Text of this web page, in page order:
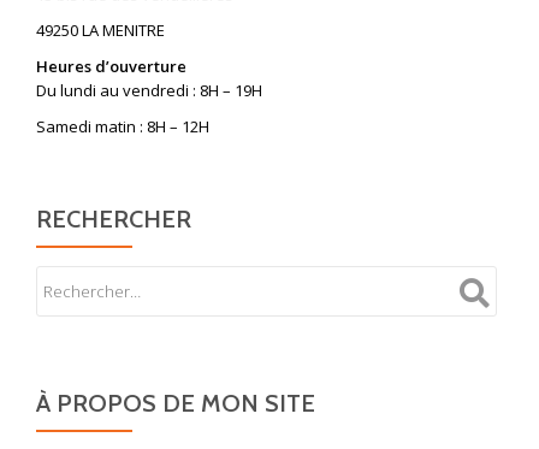
49250 LA MENITRE
Heures d’ouverture
Du lundi au vendredi : 8H – 19H
Samedi matin : 8H – 12H
RECHERCHER
À PROPOS DE MON SITE